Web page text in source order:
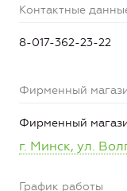
Контактные
8-017-362-23-22
Фирменный
Фирменный
г. Минск, ул.
График работы